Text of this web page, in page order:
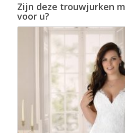
Zijn deze trouwjurken
voor u?